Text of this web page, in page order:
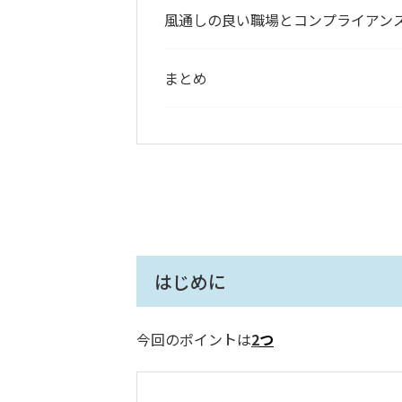
風通しの良い職場とコンプライアン
まとめ
はじめに
今回のポイントは2つ